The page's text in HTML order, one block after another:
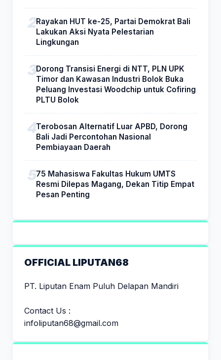
Rayakan HUT ke-25, Partai Demokrat Bali
Lakukan Aksi Nyata Pelestarian
Lingkungan
Dorong Transisi Energi di NTT, PLN UPK
Timor dan Kawasan Industri Bolok Buka
Peluang Investasi Woodchip untuk Cofiring
PLTU Bolok
Terobosan Alternatif Luar APBD, Dorong
Bali Jadi Percontohan Nasional
Pembiayaan Daerah
75 Mahasiswa Fakultas Hukum UMTS
Resmi Dilepas Magang, Dekan Titip Empat
Pesan Penting
OFFICIAL LIPUTAN68
PT. Liputan Enam Puluh Delapan Mandiri
Contact Us :
infoliputan68@gmail.com